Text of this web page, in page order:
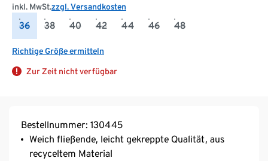
inkl. MwSt.zzgl. Versandkosten
36 38 40 42 44 46 48
Richtige Größe ermitteln
Zur Zeit nicht verfügbar
Bestellnummer: 130445
Weich fließende, leicht gekreppte Qualität, aus
recyceltem Material